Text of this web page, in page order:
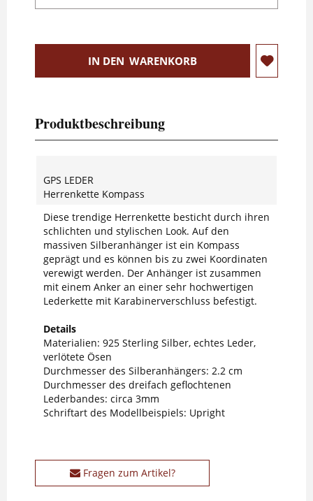
IN DEN WARENKORB
Produktbeschreibung
GPS LEDER
Herrenkette Kompass
Diese trendige Herrenkette besticht durch ihren
schlichten und stylischen Look. Auf den
massiven Silberanhänger ist ein Kompass
geprägt und es können bis zu zwei Koordinaten
verewigt werden. Der Anhänger ist zusammen
mit einem Anker an einer sehr hochwertigen
Lederkette mit Karabinerverschluss befestigt.
Details
Materialien: 925 Sterling Silber, echtes Leder,
verlötete Ösen
Durchmesser des Silberanhängers: 2.2 cm
Durchmesser des dreifach geflochtenen
Lederbandes: circa 3mm
Schriftart des Modellbeispiels: Upright
Fragen zum Artikel?